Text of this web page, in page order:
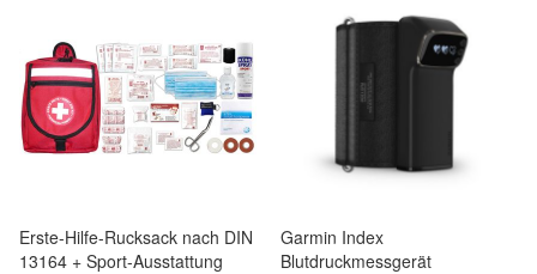
Erste-Hilfe-Rucksack nach DIN
13164 + Sport-Ausstattung
Garmin Index
Blutdruckmessgerät